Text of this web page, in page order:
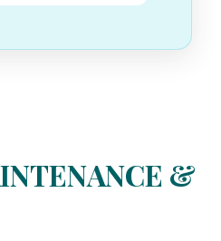
&